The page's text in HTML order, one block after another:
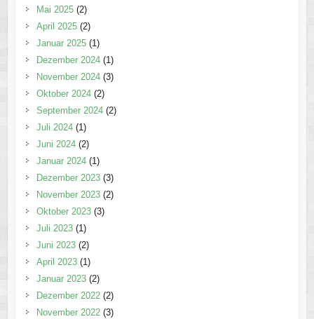
Mai 2025(2)
April 2025(2)
Januar 2025(1)
Dezember 2024(1)
November 2024(3)
Oktober 2024(2)
September 2024(2)
Juli 2024(1)
Juni 2024(2)
Januar 2024(1)
Dezember 2023(3)
November 2023(2)
Oktober 2023(3)
Juli 2023(1)
Juni 2023(2)
April 2023(1)
Januar 2023(2)
Dezember 2022(2)
November 2022(3)